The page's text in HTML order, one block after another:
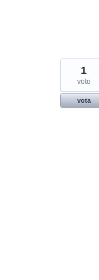
1
voto
vota